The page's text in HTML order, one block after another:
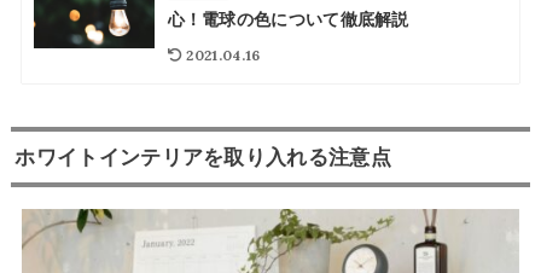
心！電球の色について徹底解説
2021.04.16
ホワイトインテリアを取り入れる注意点